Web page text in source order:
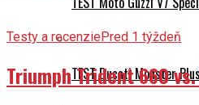
TEST Ducati Monster
Testy a recenziePred 1 týždeň
Triumph Trident 660